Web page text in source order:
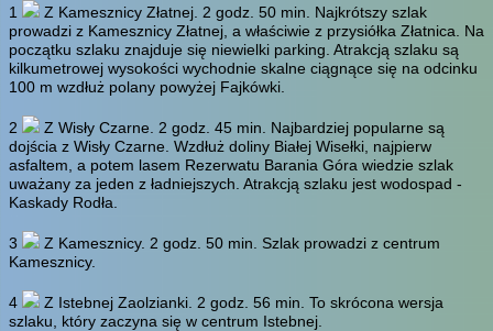
1 Z Kamesznicy Złatnej. 2 godz. 50 min.
Najkrótszy szlak
prowadzi z Kamesznicy Złatnej, a właściwie z przysiółka Złatnica. Na
początku szlaku znajduje się niewielki parking. Atrakcją szlaku są
kilkumetrowej wysokości wychodnie skalne ciągnące się na odcinku
100 m wzdłuż polany powyżej Fajkówki.
2 Z Wisły Czarne. 2 godz. 45 min.
Najbardziej popularne są
dojścia z Wisły Czarne. Wzdłuż doliny Białej Wisełki, najpierw
asfaltem, a potem lasem Rezerwatu Barania Góra wiedzie szlak
uważany za jeden z ładniejszych. Atrakcją szlaku jest wodospad -
Kaskady Rodła.
3 Z Kamesznicy. 2 godz. 50 min.
Szlak prowadzi z centrum
Kamesznicy.
4 Z Istebnej Zaolzianki. 2 godz. 56 min. To skrócona wersja
szlaku, który zaczyna się w centrum Istebnej.